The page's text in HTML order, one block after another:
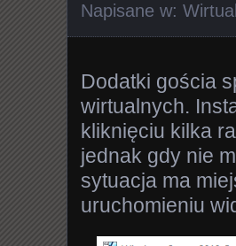
Napisane w:
Dodatki gościa
wirtualnych.
kliknięciu kilka
jednak gdy nie
sytuacja ma
uruchomieniu